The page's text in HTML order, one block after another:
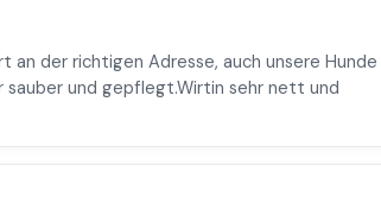
an der richtigen Adresse, auch unsere Hunde
sauber und gepflegt.Wirtin sehr nett und